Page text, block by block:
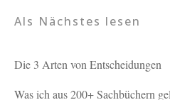
Als Nächstes lesen
Die 3 Arten von Entscheidungen
Was ich aus 200+ Sachbüchern